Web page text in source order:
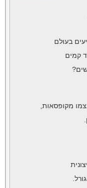
בעולם
קמים
מקופסאות,